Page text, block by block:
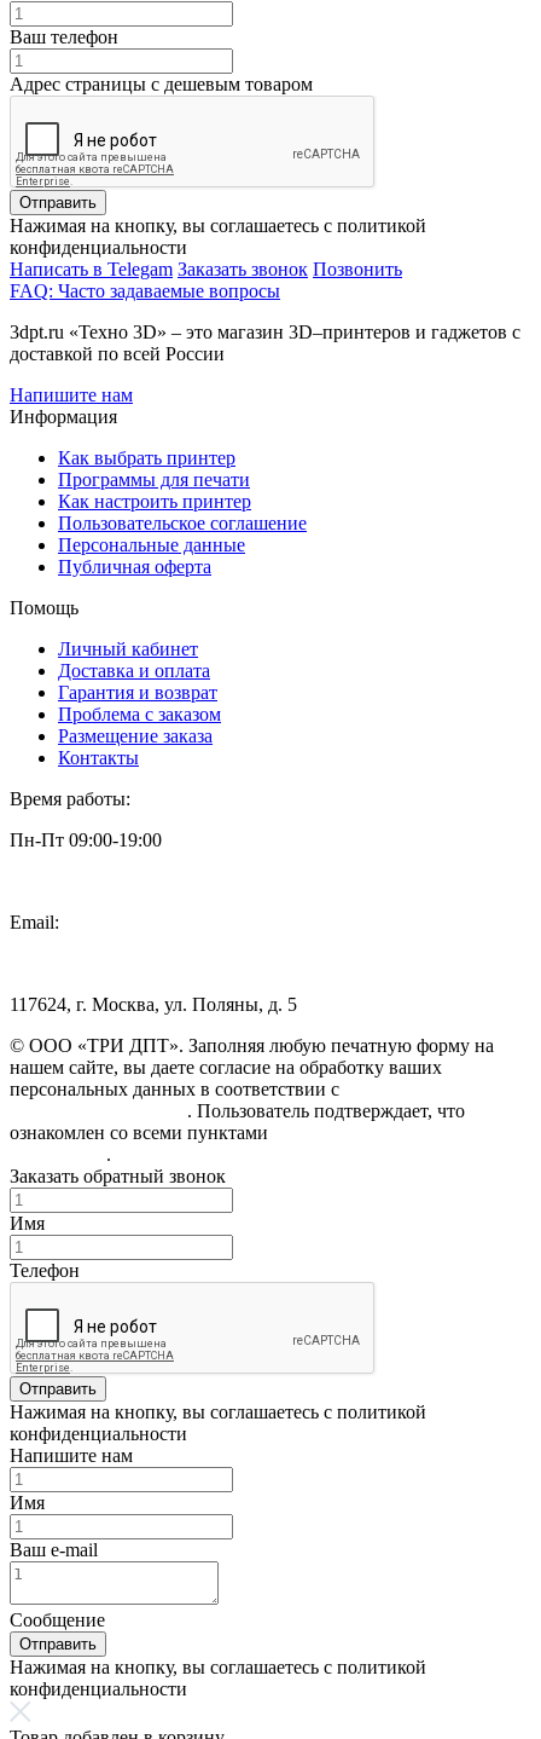
Ваш телефон
Адрес страницы с дешевым товаром
Отправить
Нажимая на кнопку, вы соглашаетесь с политикой
конфиденциальности
Написать в Telegam Заказать звонок Позвонить
FAQ: Часто задаваемые вопросы
3dpt.ru «Техно 3D» – это магазин 3D–принтеров и гаджетов с
доставкой по всей России
Напишите нам
Информация
Как выбрать принтер
Программы для печати
Как настроить принтер
Пользовательское соглашение
Персональные данные
Публичная оферта
Помощь
Личный кабинет
Доставка и оплата
Гарантия и возврат
Проблема с заказом
Размещение заказа
Контакты
Время работы:
Пн-Пт 09:00-19:00
Email:
117624, г. Москва, ул. Поляны, д. 5
© ООО «ТРИ ДПТ». Заполняя любую печатную форму на
нашем сайте, вы даете согласие на обработку ваших
персональных данных в соответствии с
. Пользователь подтверждает, что
ознакомлен со всеми пунктами
.
Заказать обратный звонок
Имя
Телефон
Отправить
Нажимая на кнопку, вы соглашаетесь с политикой
конфиденциальности
Напишите нам
Имя
Ваш e-mail
Сообщение
Отправить
Нажимая на кнопку, вы соглашаетесь с политикой
конфиденциальности